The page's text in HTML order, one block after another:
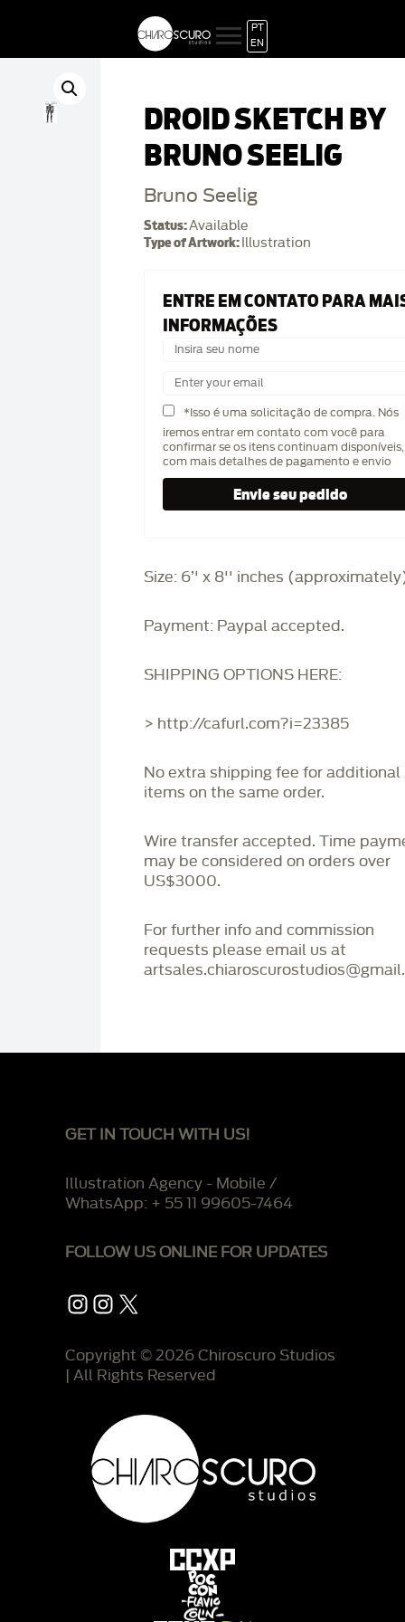
PT
EN
DROID SKETCH BY
BRUNO SEELIG
Bruno Seelig
Status:Available
Type of Artwork: Illustration
ENTRE EM CONTATO PARA
INFORMAÇÕES
*Isso é uma solicitação de compra. Nós
iremos entrar em contato com você para
confirmar se os itens continuam disponíveis,
com mais detalhes de pagamento e envio
Size: 6’' x 8'' inches
Payment: Paypal accepted.
SHIPPING OPTIONS HERE:
> http://cafurl.com?i=23385
No extra shipping fee for additional
items on the same order.
Wire transfer accepted. Time
may be considered on orders over
US$3000.
For further info and commission
requests please email us at
GET IN TOUCH WITH US!
Illustration Agency - Mobile /
WhatsApp: + 55 11 99605-7464
FOLLOW US ONLINE FOR UPDATES
Instagram
Instagram
X
Copyright © 2026 Chiroscuro Studios
| All Rights Reserved